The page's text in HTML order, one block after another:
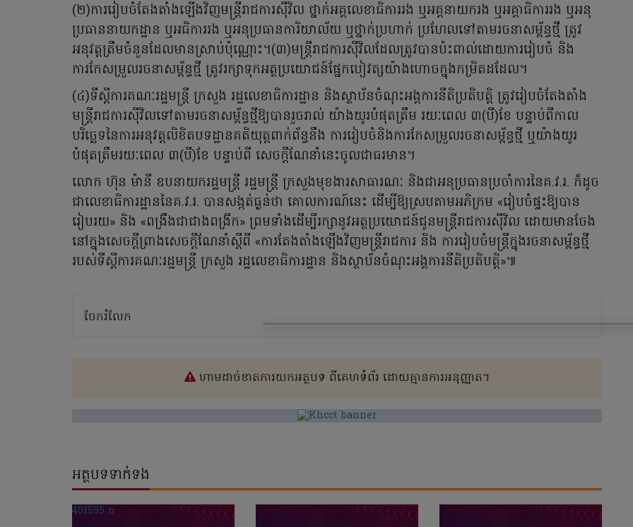
(២)ការរៀបចំតែងតាំងឡើងវិញមន្ត្រីរាជការស៊ីវិល ថ្នាក់អគ្គលេខាធិការរង ឬអគ្គនាយករង ឬអគ្គាធិការរង ឬអនុ
ប្រធាននាយកដ្ឋាន ឬអធិការរង ឬអនុប្រធានការិយាល័យ ឬថ្នាក់ប្រហាក់ ប្រហែលទៅតាមរចនាសម្ព័ន្ធថ្មី ត្រូវ
អនុវត្តត្រឹមចំនួនដែលមានស្រាប់ប៉ុណ្ណោះ។(៣)មន្ត្រីរាជការស៊ីវិលដែលត្រូវបានប៉ះពាល់ដោយការរៀបចំ និង
ការកែសម្រួលរចនាសម្ព័ន្ធថ្មី ត្រូវរក្សាទុកអត្ថប្រយោជន៍ផ្នែកបៀវត្សយ៉ាងហោចក្នុងកម្រិតដដែល។
(៤)ទីស្តីការគណៈរដ្ឋមន្ត្រី ក្រសួង រដ្ឋលេខាធិការដ្ឋាន និងស្ថាប័នចំណុះអង្គការនីតិប្រតិបត្តិ ត្រូវរៀបចំតែងតាំង
មន្ត្រីរាជការស៊ីវិលទៅតាមរចនាសម្ព័ន្ធថ្មីឱ្យបានរួចរាល់ យ៉ាងយូរបំផុតត្រឹម រយៈពេល ៣(បី)ខែ បន្ទាប់ពីកាល
បរិច្ឆេទនៃការអនុវត្តលិខិតបទដ្ឋានគតិយុត្តពាក់ព័ន្ធនឹង ការរៀបចំនិងការកែសម្រួលរចនាសម្ព័ន្ធថ្មី ឬយ៉ាងយូរ
បំផុតត្រឹមរយៈពេល ៣(បី)ខែ បន្ទាប់ពី សេចក្តីណែនាំនេះចូលជាធរមាន។
លោក ហ៊ុន ម៉ានី ឧបនាយករដ្ឋមន្ត្រី រដ្ឋមន្ត្រី ក្រសួងមុខងារសាធារណៈ និងជាអនុប្រធានប្រចាំការនៃគ.វ.រ. ក៏ដូច
ជាលេខាធិការដ្ឋាននៃគ.វ.រ. បានសង្កត់ធ្ងន់ថា គោលការណ៍នេះ ដើម្បីឱ្យស្របតាមអភិក្រម «រៀបចំផ្ទះឱ្យបាន
រៀបរយ» និង «ពង្រឹងជាជាងពង្រីក» ព្រមទាំងដើម្បីរក្សានូវអត្ថប្រយោជន៍ជូនមន្ត្រីរាជការស៊ីវិល ដោយមានចែង
នៅក្នុងសេចក្ដីព្រាងសេចក្តីណែនាំស្តីពី «ការតែងតាំងឡើងវិញមន្ត្រីរាជការ និង ការរៀបចំមន្ត្រីក្នុងរចនាសម្ព័ន្ធថ្មី
របស់ទីស្តីការគណៈរដ្ឋមន្ត្រី ក្រសួង រដ្ឋលេខាធិការដ្ឋាន និងស្ថាប័នចំណុះអង្គការនីតិប្រតិបត្តិ»៕
ចែករំលែក
ហាមដាច់ខាតការយកអត្ថបទ ពីគេហទំព័រ ដោយគ្មានការអនុញ្ញាត។
អត្ថបទទាក់ទង